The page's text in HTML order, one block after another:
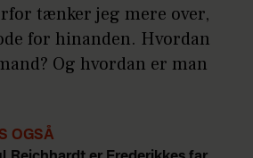
tænker jeg mere over,
for hinanden. Hvordan
Og hvordan er man
OGSÅ